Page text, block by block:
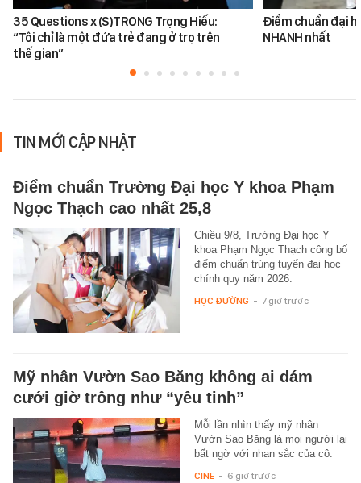
35 Questions x (S)TRONG Trọng Hiếu:
“Tôi chỉ là một đứa trẻ đang ở trọ trên
thế gian”
Điểm chuẩn đại
NHANH nhất
TIN MỚI CẬP NHẬT
Điểm chuẩn Trường Đại học Y khoa Phạm
Ngọc Thạch cao nhất 25,8
Chiều 9/8, Trường Đại học Y
khoa Phạm Ngọc Thạch công bố
điểm chuẩn trúng tuyển đại học
chính quy năm 2026.
HỌC ĐƯỜNG - 7 giờ trước
Mỹ nhân Vườn Sao Băng không ai dám
cưới giờ trông như “yêu tinh”
Mỗi lần nhìn thấy mỹ nhân
Vườn Sao Băng là mọi người lại
bất ngờ với nhan sắc của cô.
CINE - 6 giờ trước